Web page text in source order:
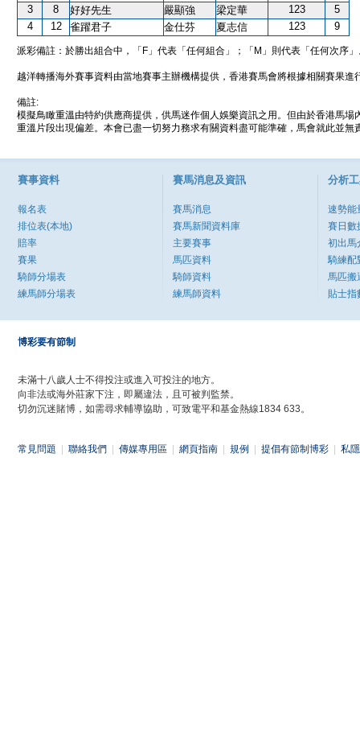
3
8 好好先生 嚴顯強 梁定華 123
5
4
12 雀躍君子 金仕芬 夏志信 123 9
派彩備註：於勝出組合中，「F」代表「任何組合」；「M」則代表「任何次序
越洋轉播海外賽事資料由當地賽事主辦機構提供，香港賽馬會將根據相關賽果進
備註:
模擬鳥瞰重溫由特約供應商提供，供馬迷作個人娛樂資訊之用。但由於香港馬
重溫片段出現偏差。本會已盡一切努力務求有關資料盡可能準確，馬會就此並
賽事資料
報名表
排位表(本地)
賠率
賽果
騎師分場表
練馬師分場表
賽馬消息及資訊
賽馬消息
賽馬新聞資料庫
主要賽事
馬匹資料
騎師資料
練馬師資料
分析
速勢能
賽日數
初出馬
騎練配
馬匹搬
貼士指
博彩要有節制
未滿十八歲人士不得投注或進入可投注的地方。
向非法或海外莊家下注，即屬違法，且可被判監禁。
切勿沉迷賭博，如需尋求輔導協助，可致電平和基金熱線1834 633。
常見問題 聯絡我們 傳媒專用區 網頁指南 規例 提倡有節制博彩 私